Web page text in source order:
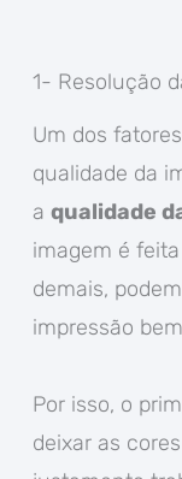
1- Resolução
Um dos
qualidade da
a qualidade
imagem é
demais,
impressão
Por isso, o
deixar as